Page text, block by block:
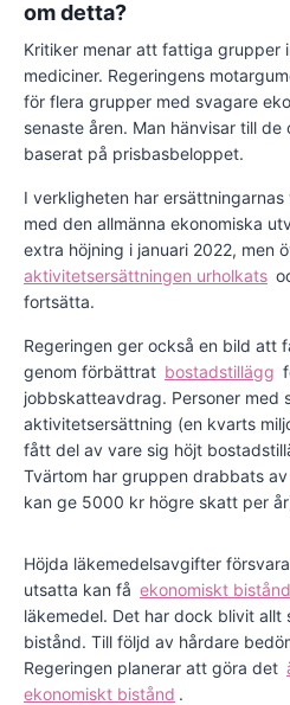
om detta?
Kritiker menar att fattiga grupper
mediciner. Regeringens
för flera grupper med svagare
senaste åren. Man hänvisar till de
baserat på prisbasbeloppet.
I verkligheten har
med den allmänna ekonomiska
extra höjning i januari 2022, men
aktivitetsersättningen urholkats
fortsätta.
Regeringen ger också en bild att
genom förbättrat bostadstillägg
jobbskatteavdrag. Personer med
aktivitetsersättning (en kvarts
fått del av vare sig höjt
Tvärtom har gruppen drabbats av
kan ge 5000 kr högre skatt per
Höjda läkemedelsavgifter
utsatta kan få ekonomiskt
läkemedel. Det har dock blivit
bistånd. Till följd av hårdare
Regeringen planerar att göra det
ekonomiskt bistånd .